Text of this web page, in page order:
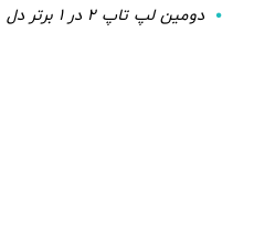
دومین لپ تاپ 2 در 1 برتر دل